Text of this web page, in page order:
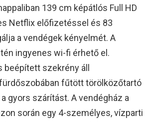
139 cm képátlós Full HD
Netflix előfizetéssel és 83
a vendégek kényelmét. A
ingyenes wi-fi érhető el.
beépített szekrény áll
fűtött törölközőtartó
gyors szárítást. A vendégház a
során egy 4-személyes, vízparti